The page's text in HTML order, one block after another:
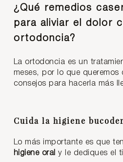
¿Qué remedios
para aliviar el dolor
ortodoncia?
La ortodoncia es un
meses, por lo que queremos
consejos para hacerla más
Cuida la higiene
Lo más importante es que
higiene oraly le dediques el